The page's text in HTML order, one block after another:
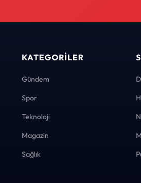
KATEGORILER
Gündem
Spor
Teknoloji
Magazin
Sağlık